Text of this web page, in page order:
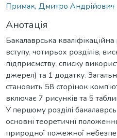
Примак, Дмитро Андрійович
Анотація
Бакалаврська кваліфікаційна
вступу, чотирьох розділів,
підприємству, списку
джерел) та 1 додатку.
становить 58 сторінок
включає 7 рисунків та 5
У першому розділі
основні теоретичні
природної пожежної